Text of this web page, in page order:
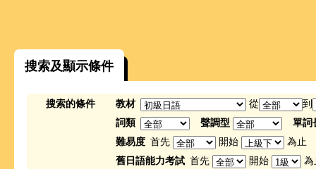
搜索及顯示條件
搜索的條件 教材 從
到
詞類
聲調型
單詞
難易度 首先 開始
為止
舊日語能力考試 首先 開始
為